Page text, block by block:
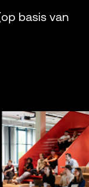
basis van